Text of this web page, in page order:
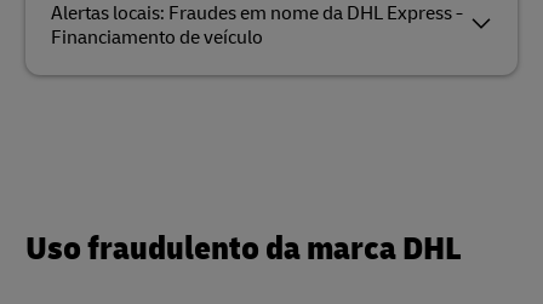
Alertas locais: Fraudes em nome da DHL Express -
Financiamento de veículo
Uso fraudulento da marca DHL